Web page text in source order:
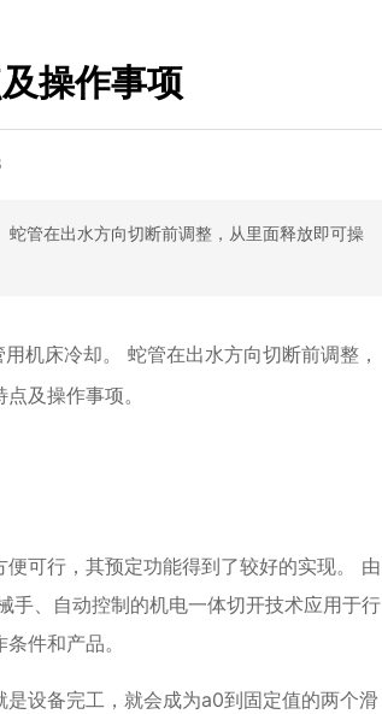
操作事项
管在出水方向切断前调整，从里面释放即可操
机床冷却。 蛇管在出水方向切断前调整，
及操作事项。
可行，其预定功能得到了较好的实现。 由
手、自动控制的机电一体切开技术应用于行
件和产品。
设备完工，就会成为a0到固定值的两个滑